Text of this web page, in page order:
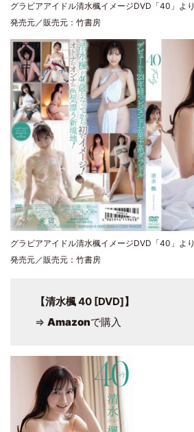
グラビアアイドル清水楓イメージDVD「40」より
発売元／販売元：竹書房
グラビアアイドル清水楓イメージDVD「40」より
発売元／販売元：竹書房
【清水楓 40 [DVD]】
⇒ Amazonで購入